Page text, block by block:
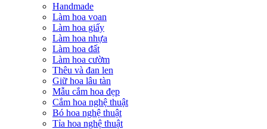
Handmade
Làm hoa voan
Làm hoa giấy
Làm hoa nhựa
Làm hoa đất
Làm hoa cườm
Thêu và đan len
Giữ hoa lâu tàn
Mẫu cắm hoa đẹp
Cắm hoa nghệ thuật
Bó hoa nghệ thuật
Tỉa hoa nghệ thuật